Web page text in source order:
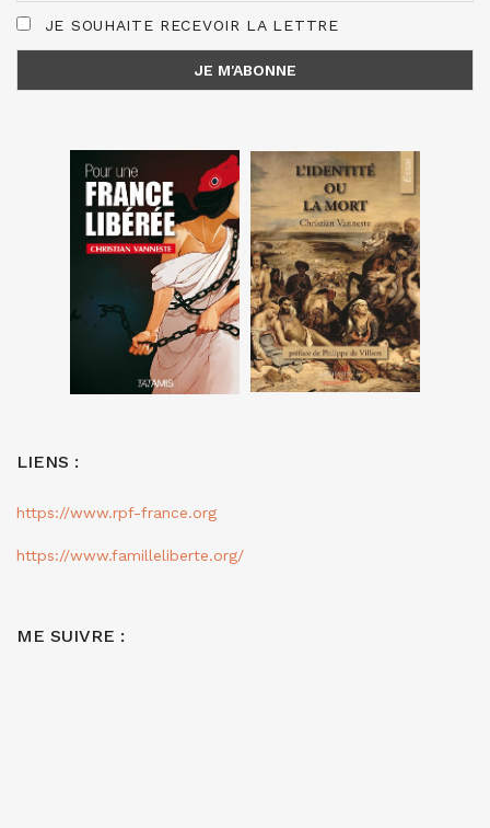
JE SOUHAITE RECEVOIR LA LETTRE
LIENS :
https://www.rpf-france.org
https://www.familleliberte.org/
ME SUIVRE :